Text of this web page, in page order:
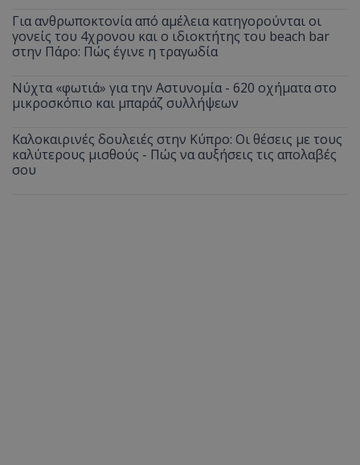
Για ανθρωποκτονία από αμέλεια κατηγορούνται οι
γονείς του 4χρονου και ο ιδιοκτήτης του beach bar
στην Πάρο: Πώς έγινε η τραγωδία
Νύχτα «φωτιά» για την Αστυνομία - 620 οχήματα στο
μικροσκόπιο και μπαράζ συλλήψεων
Καλοκαιρινές δουλειές στην Κύπρο: Οι θέσεις με τους
καλύτερους μισθούς - Πώς να αυξήσεις τις απολαβές
σου